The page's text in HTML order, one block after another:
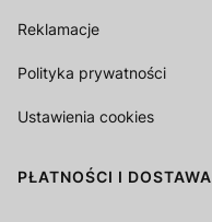
Reklamacje
Polityka prywatności
Ustawienia cookies
PŁATNOŚCI I DOSTAWA